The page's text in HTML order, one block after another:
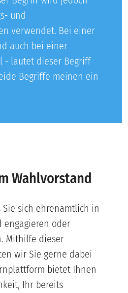
und
verwendet. Bei einer
auch bei einer
- lautet dieser Begriff
Begriffe meinen ein
Wahlvorstand
sich ehrenamtlich in
engagieren oder
Mithilfe dieser
wir Sie gerne dabei
bietet Ihnen
Ihr bereits